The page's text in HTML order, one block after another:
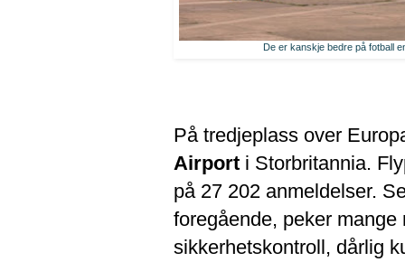
De er kanskje bedre på fotball
På tredjeplass over
Airport i Storbritannia.
på 27 202 anmeldelser.
foregående, peker
sikkerhetskontroll, dårlig